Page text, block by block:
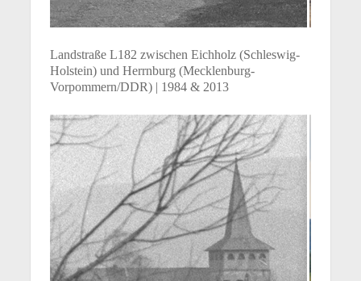
Landstraße L182 zwischen Eichholz (Schleswig-
Holstein) und Herrnburg (Mecklenburg-
Vorpommern/DDR) | 1984 & 2013